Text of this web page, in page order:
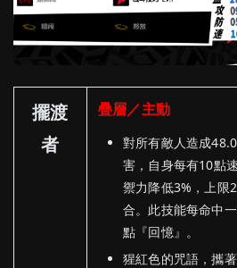
擺渡
者
疊層／主動
對所有敵人造成
害，自身每有10點
禦力降低3%，上限
合。此技能每命中
點『回憶』。
猩紅色的咒語，攜